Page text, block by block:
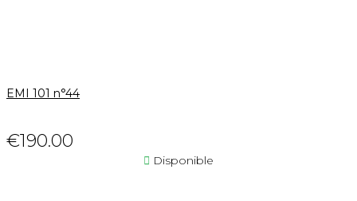
EMI 101 n°44
€190.00
 Disponible